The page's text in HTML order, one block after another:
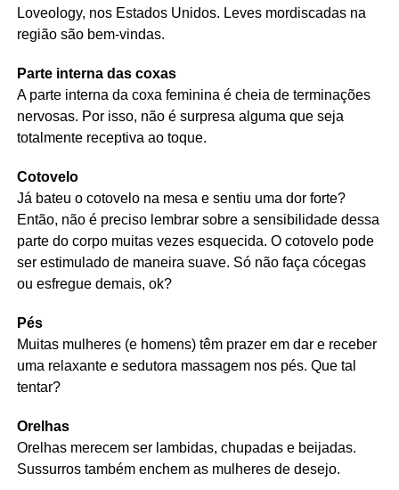
Loveology, nos Estados Unidos. Leves mordiscadas na
região são bem-vindas.
Parte interna das coxas
A parte interna da coxa feminina é cheia de terminações
nervosas. Por isso, não é surpresa alguma que seja
totalmente receptiva ao toque.
Cotovelo
Já bateu o cotovelo na mesa e sentiu uma dor forte?
Então, não é preciso lembrar sobre a sensibilidade dessa
parte do corpo muitas vezes esquecida. O cotovelo pode
ser estimulado de maneira suave. Só não faça cócegas
ou esfregue demais, ok?
Pés
Muitas mulheres (e homens) têm prazer em dar e receber
uma relaxante e sedutora massagem nos pés. Que tal
tentar?
Orelhas
Orelhas merecem ser lambidas, chupadas e beijadas.
Sussurros também enchem as mulheres de desejo.